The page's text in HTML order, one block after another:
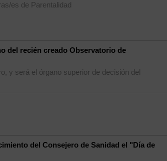
es de Parentalidad
del recién creado Observatorio de
y será el órgano superior de decisión del
del Consejero de Sanidad el "Día de